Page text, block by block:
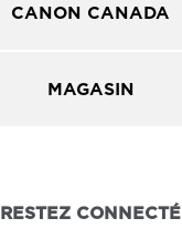
CANON CANADA
MAGASIN
RESTEZ CONNECTÉ